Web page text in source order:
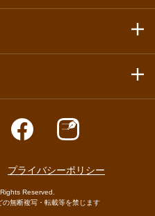
プライバシーポリシー
Reserved.
無断複写・転載等を禁じます